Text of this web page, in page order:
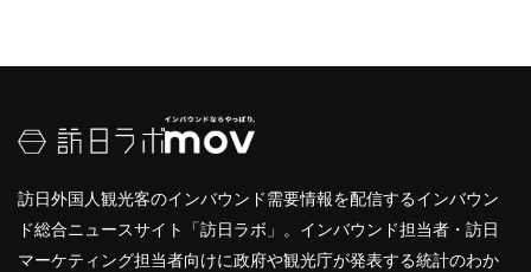
訪日外国人観光客のインバウンド需要情報を配信するインバウン
ド総合ニュースサイト「訪日ラボ」。インバウンド担当者・訪日
マーケティング担当者向けに政府や観光庁が発表する統計のわか